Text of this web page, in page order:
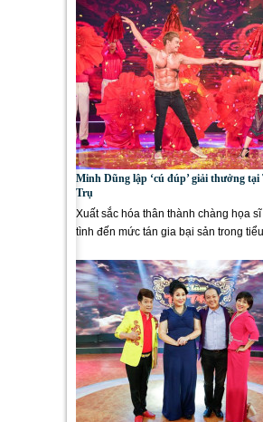
Minh Dũng lập ‘cú đúp’ giải thưởng
Trụ
Xuất sắc hóa thân thành chàng họa sĩ
tình đến mức tán gia bại sản trong